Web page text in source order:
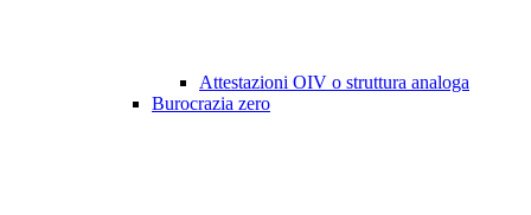
Attestazioni OIV o struttura analoga
Burocrazia zero